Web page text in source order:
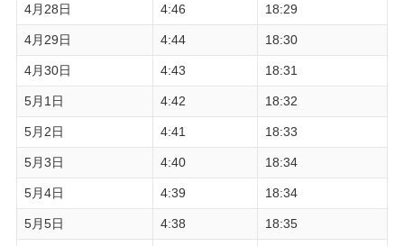
4月28日 4:46 18:29
4月29日 4:44 18:30
4月30日 4:43 18:31
5月1日 4:42 18:32
5月2日 4:41 18:33
5月3日 4:40 18:34
5月4日 4:39 18:34
5月5日 4:38 18:35